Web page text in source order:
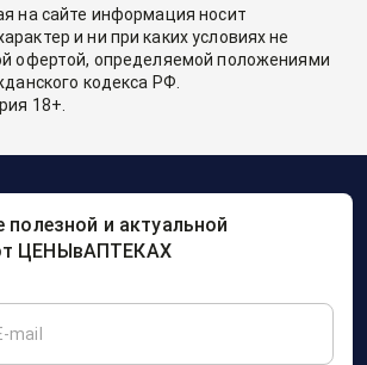
на сайте информация носит
и ни при каких условиях не
офертой, определяемой положениями
кодекса РФ.
18+.
полезной и актуальной
ЦЕНЫвАПТЕКАХ